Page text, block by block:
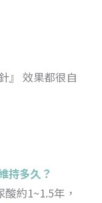
』 效果都很自
持多久？
約1~1.5年，